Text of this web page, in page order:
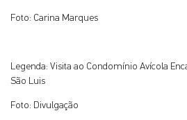
Foto: Carina Marques
Legenda: Visita ao Condomínio Avícola
São Luis
Foto: Divulgação